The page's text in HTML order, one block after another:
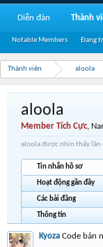
Thành viên aloola
aloola
Member Tích Cực,
aloola được nhìn thấy lần
Tin nhắn hồ sơ
Hoạt động gần đây
Các bài đăng
Thông tin
Kyoza Code bán
Diễn đàn Thành
Notable Members Đang